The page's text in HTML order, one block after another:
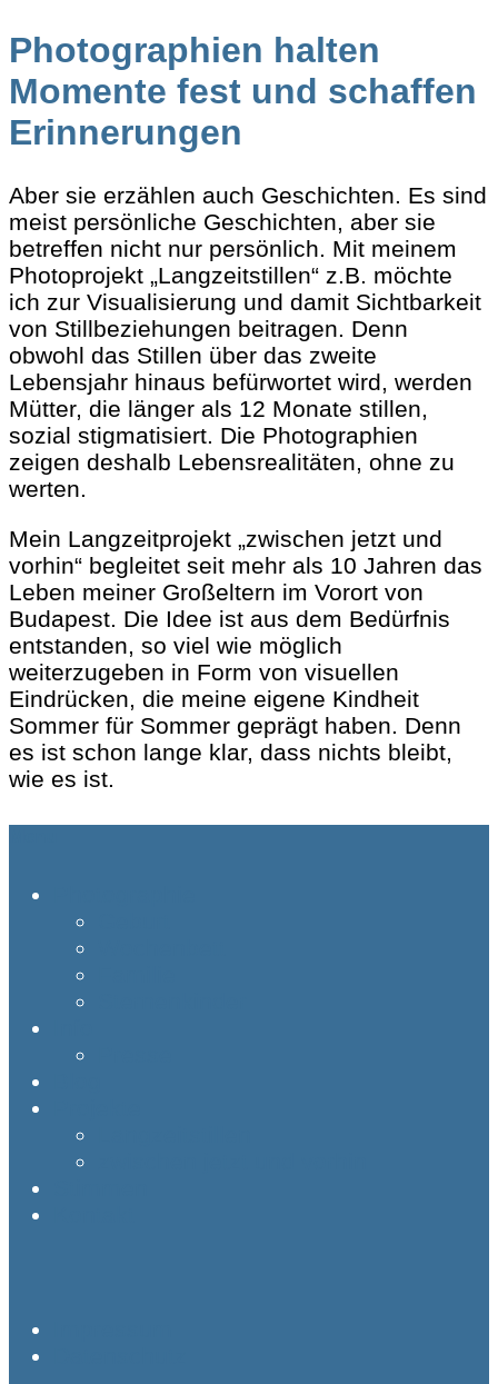
Photographien halten
Momente fest und schaffen
Erinnerungen
Aber sie erzählen auch Geschichten. Es sind
meist persönliche Geschichten, aber sie
betreffen nicht nur persönlich. Mit meinem
Photoprojekt „Langzeitstillen“ z.B. möchte
ich zur Visualisierung und damit Sichtbarkeit
von Stillbeziehungen beitragen. Denn
obwohl das Stillen über das zweite
Lebensjahr hinaus befürwortet wird, werden
Mütter, die länger als 12 Monate stillen,
sozial stigmatisiert. Die Photographien
zeigen deshalb Lebensrealitäten, ohne zu
werten.
Mein Langzeitprojekt „zwischen jetzt und
vorhin“ begleitet seit mehr als 10 Jahren das
Leben meiner Großeltern im Vorort von
Budapest. Die Idee ist aus dem Bedürfnis
entstanden, so viel wie möglich
weiterzugeben in Form von visuellen
Eindrücken, die meine eigene Kindheit
Sommer für Sommer geprägt haben. Denn
es ist schon lange klar, dass nichts bleibt,
wie es ist.